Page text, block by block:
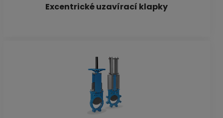
Excentrické uzavírací klapky